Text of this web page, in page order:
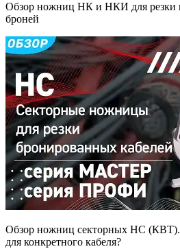
Обзор ножниц НК и НКИ для резки
броней
Обзор ножниц секторных НС
для конкретного кабеля?